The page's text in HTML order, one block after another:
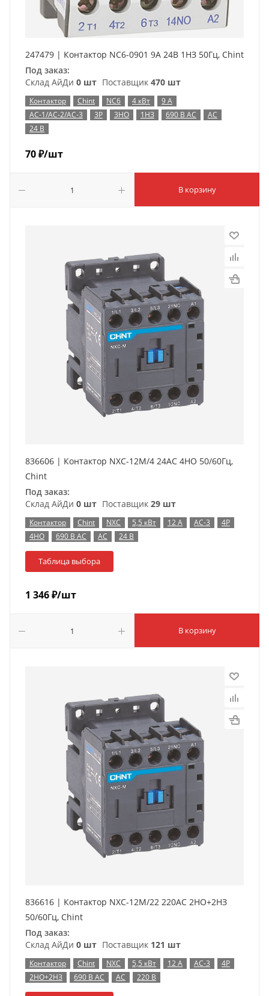
247479 | Контактор NC6-0901 9А 24В 1НЗ 50Гц, Chint
Под заказ:
Склад АйДи 0 шт Поставщик 470 шт
Контактор Chint NC6 4 кВт
9 А
AC-1/AC-2/AC-3
3P 3НО 1НЗ 690 В AC
AC
24 В
70₽/шт
В корзину
836606 | Контактор NXC-12M/4 24AC 4НO 50/60Гц,
Chint
Под заказ:
Склад АйДи 0 шт Поставщик 29 шт
Контактор Chint NXC 5,5 кВт 12 А AC-3
4P
4НО
690 В AC AC 24 В
Таблица выбора
1 346₽/шт
В корзину
836616 | Контактор NXC-12M/22 220AC 2НО+2НЗ
50/60Гц, Chint
Под заказ:
Склад АйДи 0 шт Поставщик 121 шт
Контактор Chint NXC 5,5 кВт 12 А AC-3
4P
2НО+2НЗ
690 В AC AC 220 В